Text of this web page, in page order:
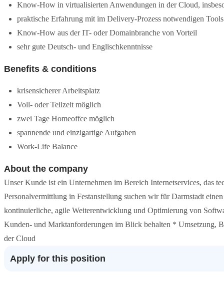
Know-How in virtualisierten Anwendungen in der Cloud,
praktische Erfahrung mit im Delivery-Prozess notwendigen
Know-How aus der IT- oder Domainbranche von Vorteil
sehr gute Deutsch- und Englischkenntnisse
Benefits & conditions
krisensicherer Arbeitsplatz
Voll- oder Teilzeit möglich
zwei Tage Homeoffce möglich
spannende und einzigartige Aufgaben
Work-Life Balance
About the company
Unser Kunde ist ein Unternehmen im Bereich Internetservices, das
Personalvermittlung in Festanstellung suchen wir für Darmstadt
kontinuierliche, agile Weiterentwicklung und Optimierung von
Kunden- und Marktanforderungen im Blick behalten * Umsetzung,
der Cloud
Apply for this position